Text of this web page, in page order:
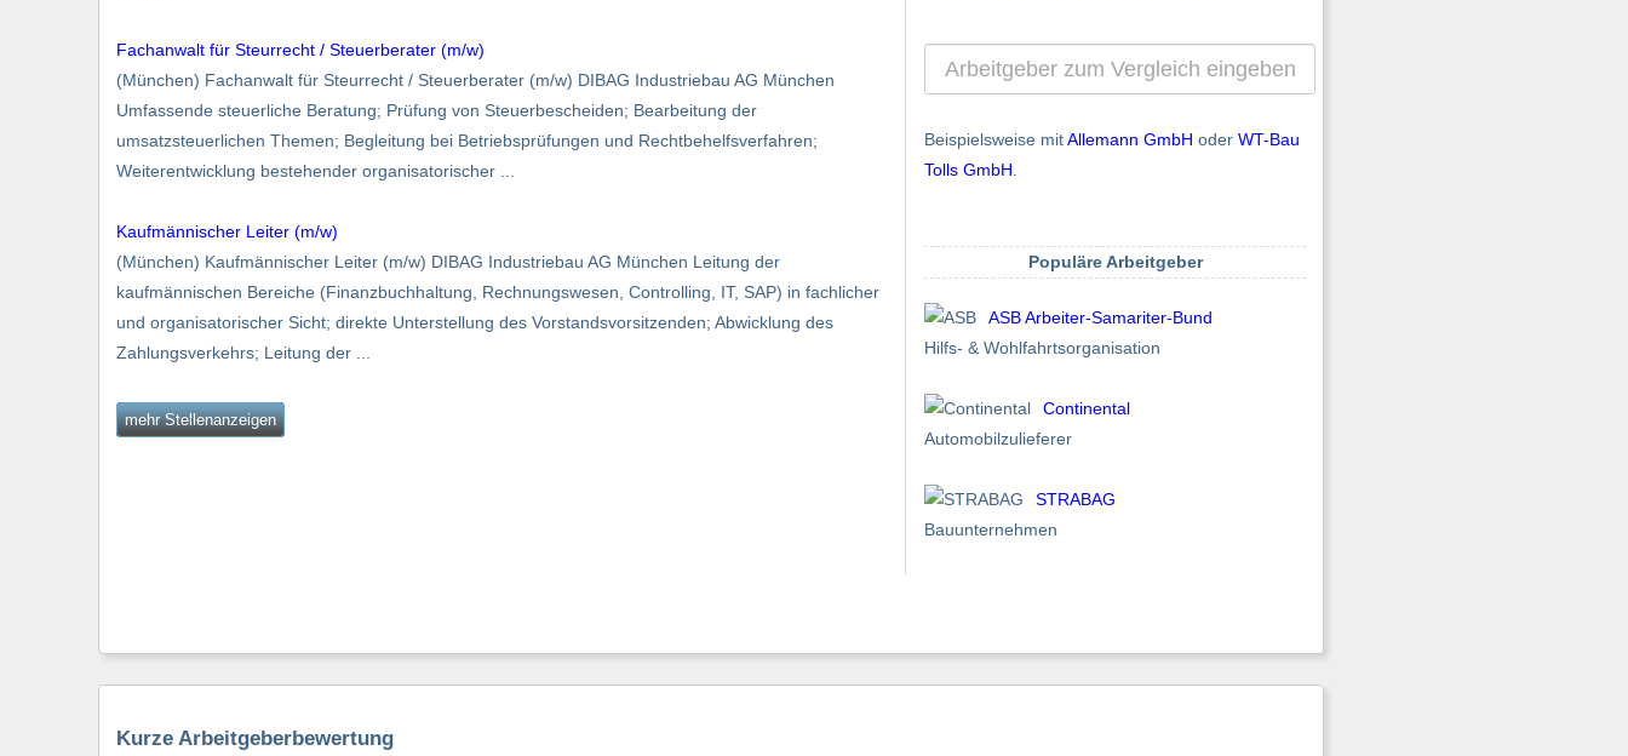
Fachanwalt für Steurrecht / Steuerberater (m/w)
(München) Fachanwalt für Steurrecht / Steuerberater (m/w) DIBAG Industriebau AG München
Umfassende steuerliche Beratung; Prüfung von Steuerbescheiden; Bearbeitung der
umsatzsteuerlichen Themen; Begleitung bei Betriebsprüfungen und Rechtbehelfsverfahren;
Weiterentwicklung bestehender organisatorischer ...
Kaufmännischer Leiter (m/w)
(München) Kaufmännischer Leiter (m/w) DIBAG Industriebau AG München Leitung der
kaufmännischen Bereiche (Finanzbuchhaltung, Rechnungswesen, Controlling, IT, SAP) in fachlicher
und organisatorischer Sicht; direkte Unterstellung des Vorstandsvorsitzenden; Abwicklung des
Zahlungsverkehrs; Leitung der ...
mehr Stellenanzeigen
Beispielsweise mitAllemann GmbH oder WT-Bau
Tolls GmbH
Populäre Arbeitgeber
ASB Arbeiter-Samariter-Bund
Hilfs- & Wohlfahrtsorganisation
Continental
Automobilzulieferer
STRABAG
Bauunternehmen
Kurze Arbeitgeberbewertung